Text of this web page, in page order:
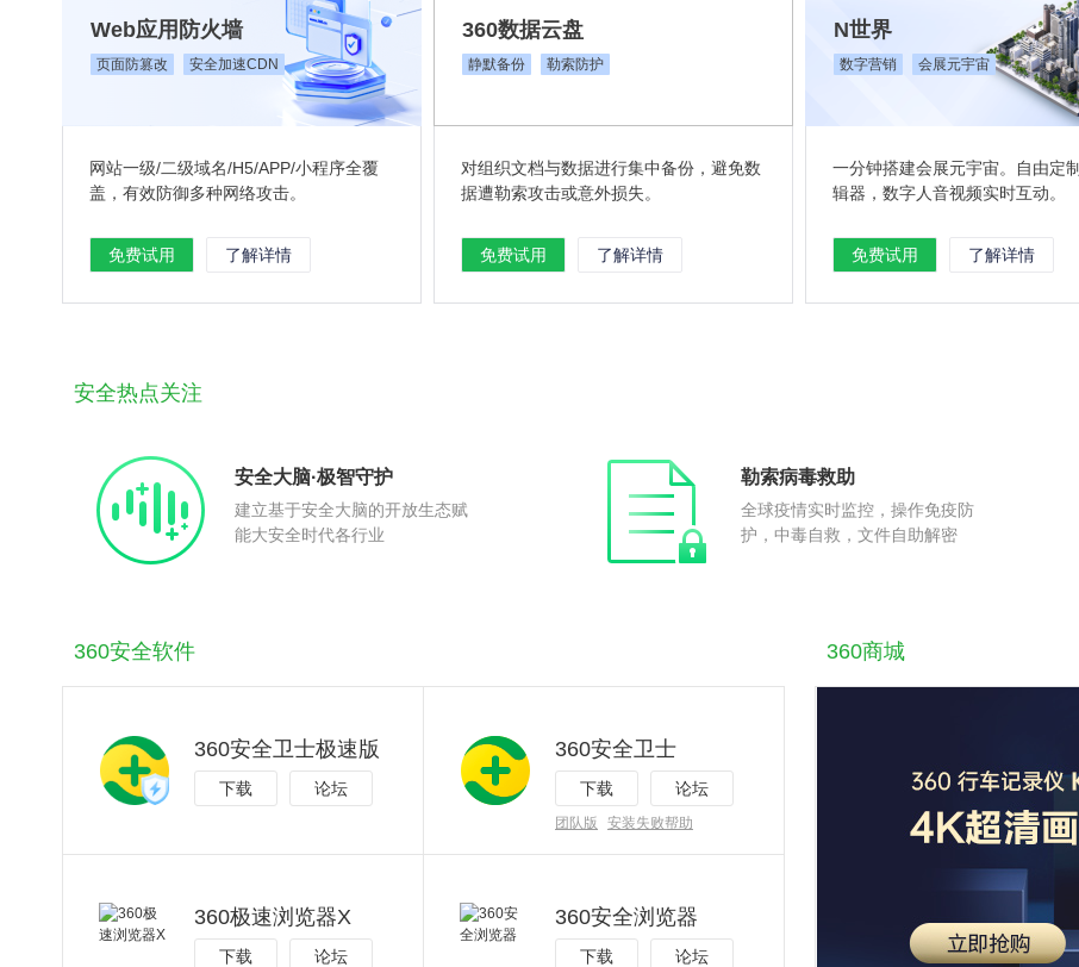
Web应用防火墙
页面防篡改 安全加速CDN
网站一级/二级域名/H5/APP/小程序全覆
盖，有效防御多种网络攻击。
免费试用 了解详情
360数据云盘
静默备份 勒索防护
对组织文档与数据进行集中备份，避免数
据遭勒索攻击或意外损失。
免费试用 了解详情
N世界
数字营销 会展元宇宙
一分钟搭建会展元宇宙。自由定
辑器，数字人音视频实时互动。
免费试用 了解详情
安全热点关注
安全大脑·极智守护
建立基于安全大脑的开放生态赋
能大安全时代各行业
勒索病毒救助
全球疫情实时监控，操作免疫防
护，中毒自救，文件自助解密
360安全软件
360安全卫士极速版
下载 论坛
360安全卫士
下载 论坛
团队版 安装失败帮助
360极速浏览器X
下载 论坛
360安全浏览器
下载 论坛
360商城